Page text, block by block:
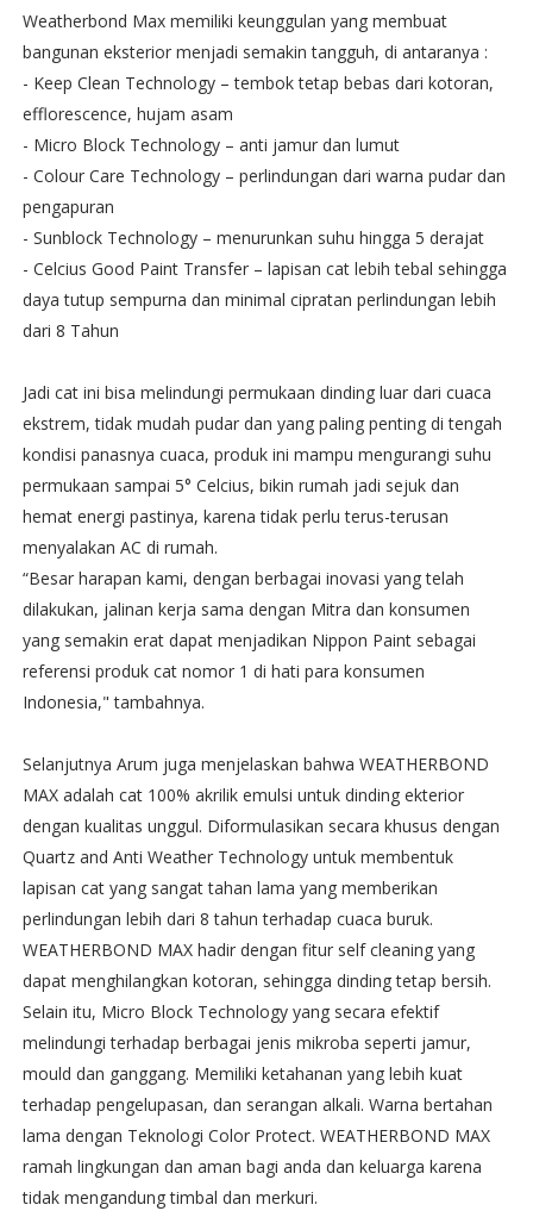
Weatherbond Max memiliki keunggulan yang membuat
bangunan eksterior menjadi semakin tangguh, di antaranya :
- Keep Clean Technology – tembok tetap bebas dari kotoran,
efflorescence, hujam asam
- Micro Block Technology – anti jamur dan lumut
- Colour Care Technology – perlindungan dari warna pudar dan
pengapuran
- Sunblock Technology – menurunkan suhu hingga 5 derajat
- Celcius Good Paint Transfer – lapisan cat lebih tebal sehingga
daya tutup sempurna dan minimal cipratan perlindungan lebih
dari 8 Tahun
Jadi cat ini bisa melindungi permukaan dinding luar dari cuaca
ekstrem, tidak mudah pudar dan yang paling penting di tengah
kondisi panasnya cuaca, produk ini mampu mengurangi suhu
permukaan sampai 5° Celcius, bikin rumah jadi sejuk dan
hemat energi pastinya, karena tidak perlu terus-terusan
menyalakan AC di rumah.
“Besar harapan kami, dengan berbagai inovasi yang telah
dilakukan, jalinan kerja sama dengan Mitra dan konsumen
yang semakin erat dapat menjadikan Nippon Paint sebagai
referensi produk cat nomor 1 di hati para konsumen
Indonesia," tambahnya.
Selanjutnya Arum juga menjelaskan bahwa WEATHERBOND
MAX adalah cat 100% akrilik emulsi untuk dinding ekterior
dengan kualitas unggul. Diformulasikan secara khusus dengan
Quartz and Anti Weather Technology untuk membentuk
lapisan cat yang sangat tahan lama yang memberikan
perlindungan lebih dari 8 tahun terhadap cuaca buruk.
WEATHERBOND MAX hadir dengan fitur self cleaning yang
dapat menghilangkan kotoran, sehingga dinding tetap bersih.
Selain itu, Micro Block Technology yang secara efektif
melindungi terhadap berbagai jenis mikroba seperti jamur,
mould dan ganggang. Memiliki ketahanan yang lebih kuat
terhadap pengelupasan, dan serangan alkali. Warna bertahan
lama dengan Teknologi Color Protect. WEATHERBOND MAX
ramah lingkungan dan aman bagi anda dan keluarga karena
tidak mengandung timbal dan merkuri.